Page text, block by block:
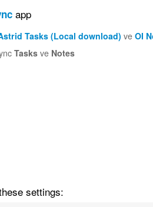
app
Tasks (Local download) veOI
Tasks ve Notes
settings: